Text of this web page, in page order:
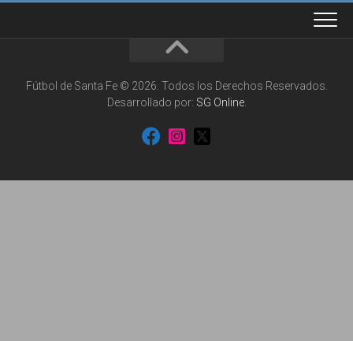
Fútbol de Santa Fe © 2026. Todos los Derechos Reservados.
Desarrollado por: SG Online.